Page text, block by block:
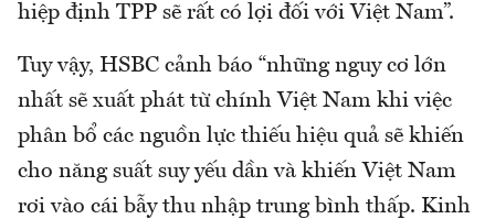
hiệp định TPP sẽ rất có lợi đối với Việt Nam”.
Tuy vậy, HSBC cảnh báo “những nguy cơ lớn
nhất sẽ xuất phát từ chính Việt Nam khi việc
phân bổ các nguồn lực thiếu hiệu quả sẽ khiến
cho năng suất suy yếu dần và khiến Việt Nam
rơi vào cái bẫy thu nhập trung bình thấp. Kinh